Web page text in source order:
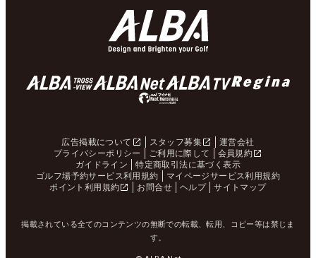
広告掲載について スタッフ募集
運営会社
プライバシーポリシー
ご利用に際して
会員規約
ガイドライン
特定商取引法に基づく表示
ゴルフ場予約サービス利用規約
マイページサービス利用規約
ポイント利用規約
お問合せ ヘルプ サイトマップ
掲載されている全てのコンテンツの無断での転載、転用、コピー等は禁じま
す。